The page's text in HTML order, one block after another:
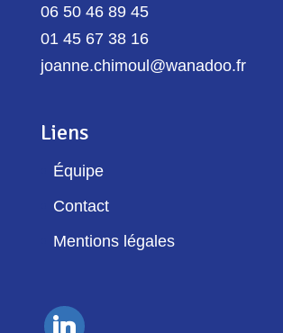
06 50 46 89 45
01 45 67 38 16
joanne.chimoul@wanadoo.fr
Liens
Équipe
Contact
Mentions légales